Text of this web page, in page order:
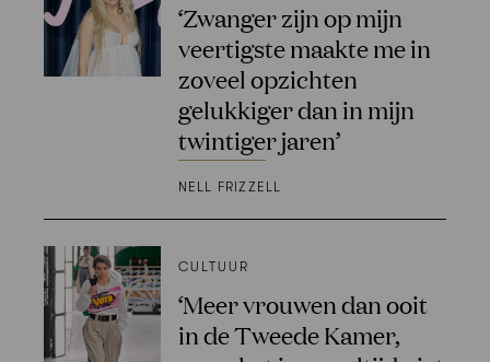
‘Zwanger zijn op mijn
veertigste maakte me in
zoveel opzichten
gelukkiger dan in mijn
twintiger jaren’
NELL FRIZZELL
CULTUUR
‘Meer vrouwen dan ooit
in de Tweede Kamer,